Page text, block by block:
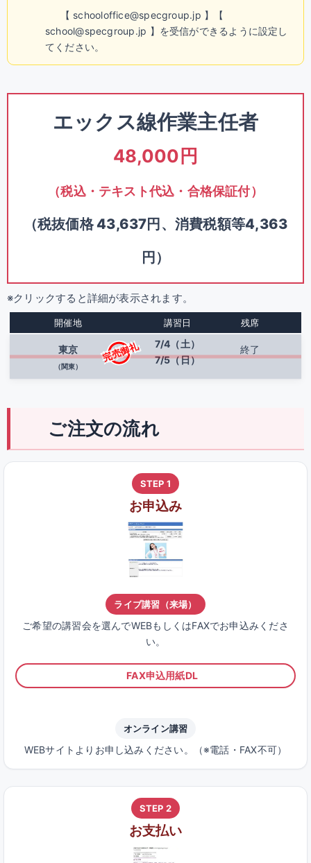
【 schooloffice@specgroup.jp 】【
school@specgroup.jp 】を受信ができるように設定し
てください。
エックス線作業主任者
48,000円
（税込・テキスト代込・合格保証付）
（税抜価格 43,637円、消費税額等4,363
円）
※クリックすると詳細が表示されます。
開催地 講習日 残席
東京
（関東）
完売御礼
7/4（土）
7/5（日）
終了
ご注文の流れ
STEP 1
お申込み
ライブ講習（来場）
ご希望の講習会を選んでWEBもしくはFAXでお申込みくださ
い。
FAX申込用紙DL
オンライン講習
WEBサイトよりお申し込みください。（※電話・FAX不可）
STEP 2
お支払い